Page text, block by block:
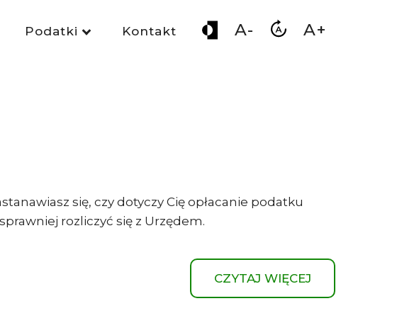
Podatki Kontakt A- A+
się, czy dotyczy Cię opłacanie podatku
rozliczyć się z Urzędem.
CZYTAJ WIĘCEJ